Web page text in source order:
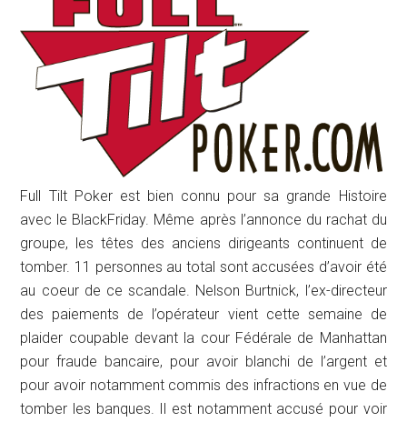
Full Tilt Poker est bien connu pour sa grande Histoire
avec le BlackFriday. Même après l’annonce du rachat du
groupe, les têtes des anciens dirigeants continuent de
tomber. 11 personnes au total sont accusées d’avoir été
au coeur de ce scandale. Nelson Burtnick, l’ex-directeur
des paiements de l’opérateur vient cette semaine de
plaider coupable devant la cour Fédérale de Manhattan
pour fraude bancaire, pour avoir blanchi de l’argent et
pour avoir notamment commis des infractions en vue de
tomber les banques. Il est notamment accusé pour voir